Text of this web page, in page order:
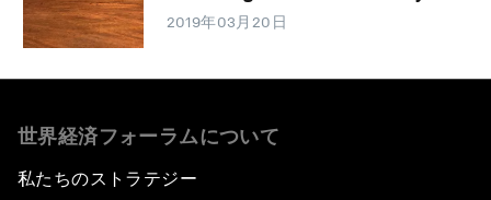
2019年03月20日
世界経済フォーラムについて
私たちのストラテジー